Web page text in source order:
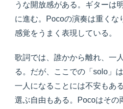
うな開放感がある。ギターは
に進む。Pocoの演奏は重くな
感覚をうまく表現している。
歌詞では、誰かから離れ、一
る。だが、ここでの「solo」
一人になることには不安もあ
選ぶ自由もある。Pocoはその